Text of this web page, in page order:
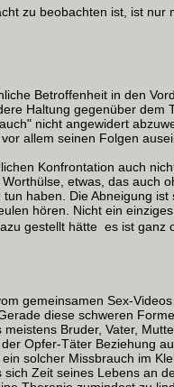
zu beobachten ist, ist nur
Betroffenheit in den
Haltung gegenüber dem
nicht angewidert
allem seinen Folgen
Konfrontation auch
etwas, das auch
haben. Die Abneigung ist
hören. Nicht ein
gestellt hätte  es ist ganz
gemeinsamen Sex-
diese schweren
Bruder, Vater,
Opfer-Täter Beziehung
solcher Missbrauch im
Zeit seines Lebens an